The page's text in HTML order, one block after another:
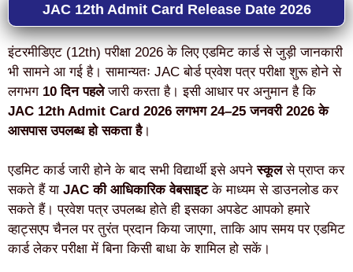
JAC 12th Admit Card Release Date 2026
इंटरमीडिएट (12th) परीक्षा 2026 के लिए एडमिट कार्ड से जुड़ी जानकारी
भी सामने आ गई है। सामान्यतः JAC बोर्ड प्रवेश पत्र परीक्षा शुरू होने से
लगभग 10 दिन पहलेजारी करता है। इसी आधार पर अनुमान है कि
JAC 12th Admit Card 2026 लगभग 24–25 जनवरी 2026 के
आसपास उपलब्ध हो सकता है।
एडमिट कार्ड जारी होने के बाद सभी विद्यार्थी इसे अपनेस्कूलसे प्राप्त कर
सकते हैं या JAC की आधिकारिक वेबसाइटके माध्यम से डाउनलोड कर
सकते हैं। प्रवेश पत्र उपलब्ध होते ही इसका अपडेट आपको हमारे
व्हाट्सएप चैनल पर तुरंत प्रदान किया जाएगा, ताकि आप समय पर एडमिट
कार्ड लेकर परीक्षा में बिना किसी बाधा के शामिल हो सकें।